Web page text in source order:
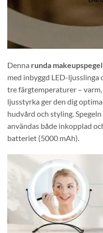
Denna runda
med inbyggd LED-
tre färgtemperaturer –
ljusstyrka ger den dig
hudvård och styling.
användas både inkopplad
batteriet (5000 mAh).